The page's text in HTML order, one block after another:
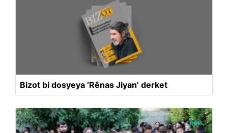
Bizot bi dosyeya ‘Rênas Jiyan’ derket